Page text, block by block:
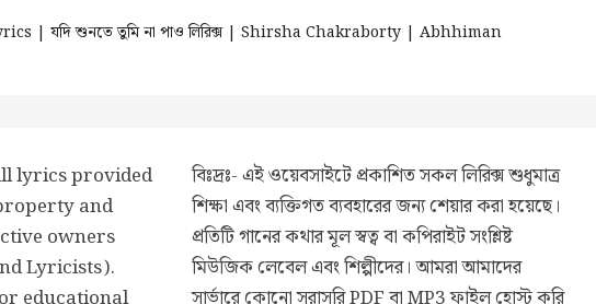
| যদি শুনতে তুমি না পাও লিরিক্স | Shirsha Chakraborty | Abhhiman
lyrics provided
and
owners
Lyricists).
বিঃদ্রঃ- এই ওয়েবসাইটে প্রকাশিত সকল লিরিক্স শুধুমাত্র
শিক্ষা এবং ব্যক্তিগত ব্যবহারের জন্য শেয়ার করা হয়েছে।
প্রতিটি গানের কথার মূল স্বত্ব বা কপিরাইট সংশ্লিষ্ট
মিউজিক লেবেল এবং শিল্পীদের। আমরা আমাদের